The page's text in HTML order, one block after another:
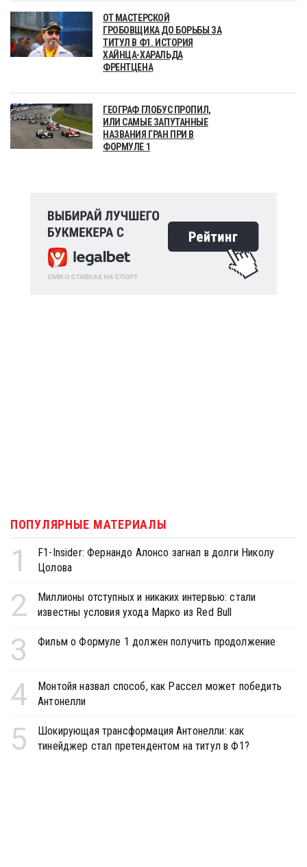
ОТ МАСТЕРСКОЙ
ГРОБОВЩИКА ДО БОРЬБЫ ЗА
ТИТУЛ В Ф1. ИСТОРИЯ
ХАЙНЦА-ХАРАЛЬДА
ФРЕНТЦЕНА
ГЕОГРАФ ГЛОБУС ПРОПИЛ,
ИЛИ САМЫЕ ЗАПУТАННЫЕ
НАЗВАНИЯ ГРАН ПРИ В
ФОРМУЛЕ 1
ПОПУЛЯРНЫЕ МАТЕРИАЛЫ
1
F1-Insider: Фернандо Алонсо загнал в долги Николу
Цолова
2
Миллионы отступных и никаких интервью: стали
известны условия ухода Марко из Red Bull
3 Фильм о Формуле 1 должен получить продолжение
4
Монтойя назвал способ, как Рассел может победить
Антонелли
5
Шокирующая трансформация Антонелли: как
тинейджер стал претендентом на титул в Ф1?